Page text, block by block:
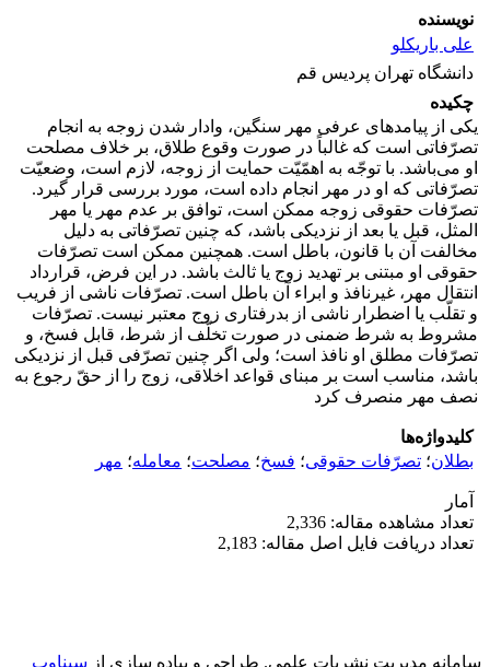
نویسنده
علی باریکلو
دانشگاه تهران پردیس قم
چکیده
یکی از پیامدهای عرفی مهر سنگین، وادار شدن زوجه به انجام
تصرّفاتی است که غالباً در صورت وقوع طلاق، بر خلاف مصلحت
او می‌باشد. با توجّه به اهمّیّت حمایت از زوجه، لازم است، وضعیّت
تصرّفاتی که او در مهر انجام داده است، مورد بررسی قرار گیرد.
تصرّفات حقوقی زوجه ممکن است، توافق بر عدم مهر یا مهر
المثل، قبل یا بعد از نزدیکی باشد، که چنین تصرّفاتی به دلیل
مخالفت آن با قانون، باطل است. همچنین ممکن است تصرّفات
حقوقی او مبتنی بر تهدید زوج یا ثالث باشد. در این فرض، قرارداد
انتقال مهر، غیرنافذ و ابراء آن باطل است. تصرّفات ناشی از فریب
و تقلّب یا اضطرار ناشی از بدرفتاری زوج معتبر نیست. تصرّفات
مشروط به شرط ضمنی در صورت تخلّف از شرط، قابل فسخ، و
تصرّفات مطلق او نافذ است؛ ولی اگر چنین تصرّفی قبل از نزدیکی
باشد، مناسب است بر مبنای قواعد اخلاقی، زوج را از حقّ رجوع به
نصف مهر منصرف کرد
کلیدواژه‌ها
بطلان؛ تصرّفات حقوقی؛ فسخ؛ مصلحت؛ معامله؛ مهر
آمار
تعداد مشاهده مقاله: 2,336
تعداد دریافت فایل اصل مقاله: 2,183
سامانه مدیریت نشریات علمی. طراحی و پیاده سازی از سیناوب